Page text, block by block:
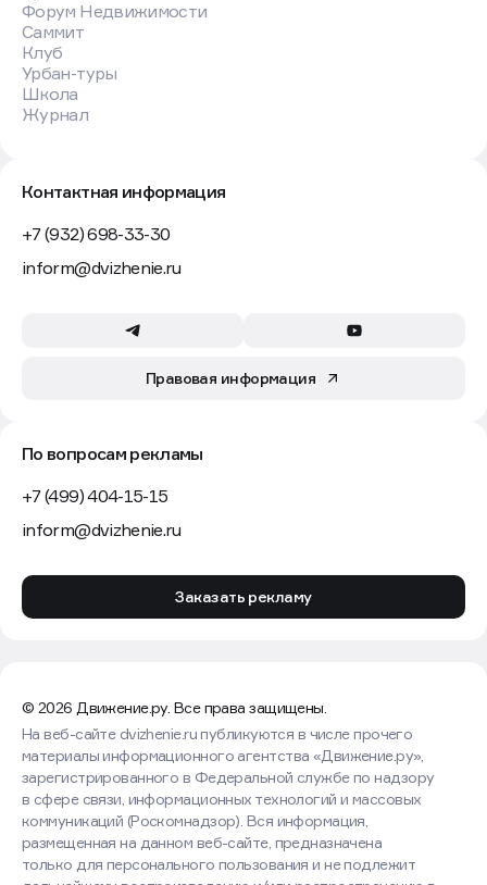
Форум Недвижимости
Саммит
Клуб
Урбан-туры
Школа
Журнал
Контактная информация
+7 (932) 698-33-30
inform@dvizhenie.ru
Правовая информация
По вопросам рекламы
+7 (499) 404-15-15
inform@dvizhenie.ru
Заказать рекламу
© 2026 Движение.ру. Все права защищены.
На веб-сайте dvizhenie.ru публикуются в числе прочего
материалы информационного агентства «Движение.ру»,
зарегистрированного в Федеральной службе по надзору
в сфере связи, информационных технологий и массовых
коммуникаций (Роскомнадзор). Вся информация,
размещенная на данном веб-сайте, предназначена
только для персонального пользования и не подлежит